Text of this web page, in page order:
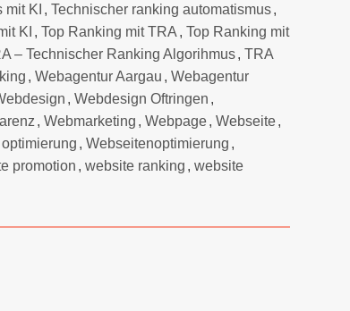
KI ,Technischer ranking automatismus,
KI ,Top Ranking mit TRA ,Top Ranking mit
– Technischer Ranking Algorihmus,TRA
,Webagentur Aargau ,Webagentur
,Webdesign Oftringen ,
,Webmarketing ,Webpage,Webseite,
,Webseitenoptimierung ,
promotion ,website ranking ,website